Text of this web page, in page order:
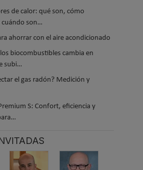
de calor: qué son, cómo
son…
ahorrar con el aire acondicionado
biocombustibles cambia en
subi…
el gas radón? Medición y
S: Confort, eficiencia y